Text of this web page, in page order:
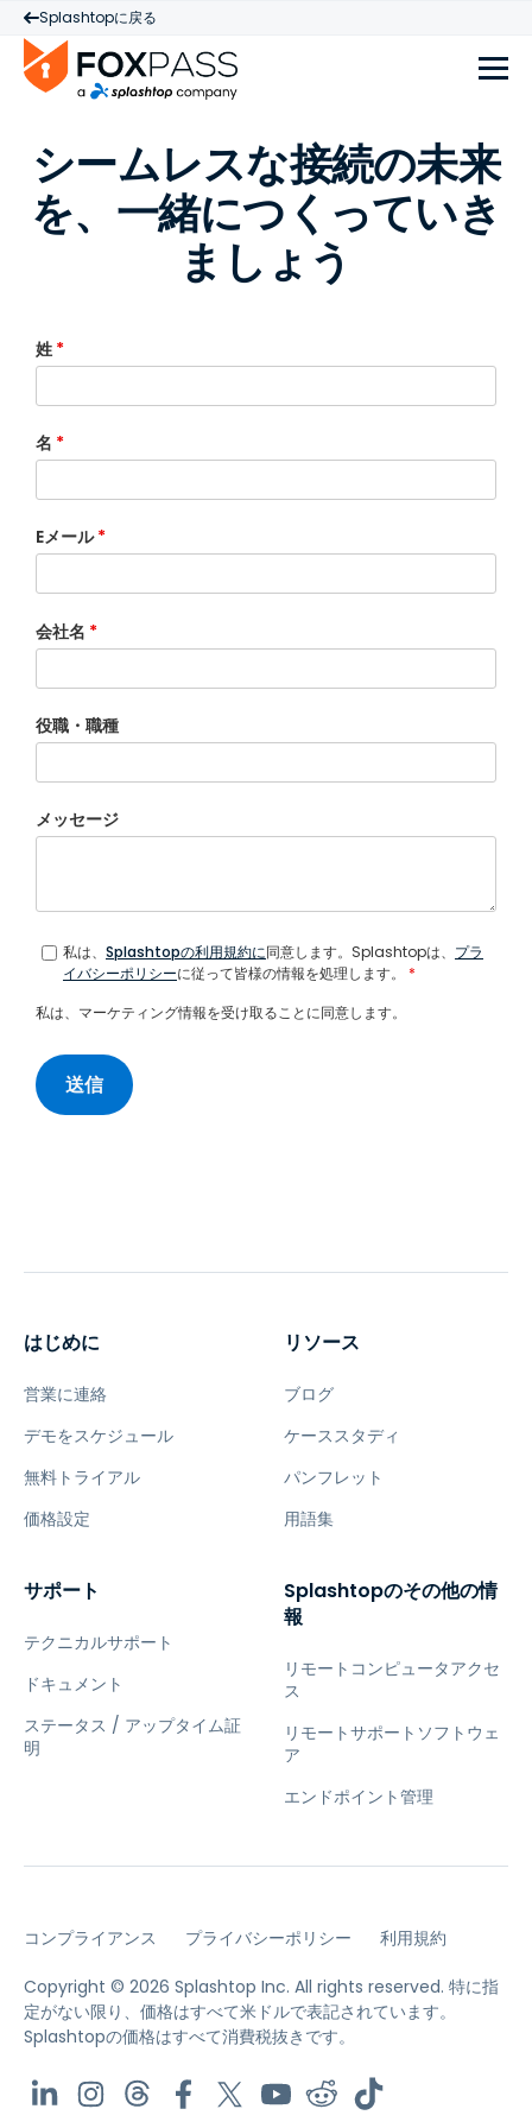
Splashtopに戻る
シームレスな接続の未来
を、一緒につくっていき
ましょう
姓 *
名 *
Eメール *
会社名 *
役職・職種
メッセージ
私は、 Splashtopの利用規約に同意します。Splashtopは、 プラ
イバシーポリシーに従って皆様の情報を処理します。
*
私は、マーケティング情報を受け取ることに同意します。
はじめに
営業に連絡
デモをスケジュール
無料トライアル
価格設定
リソース
ブログ
ケーススタディ
パンフレット
用語集
サポート
テクニカルサポート
ドキュメント
ステータス / アップタイム証
明
Splashtopのその他の情
報
リモートコンピュータアクセ
ス
リモートサポートソフトウェ
ア
エンドポイント管理
コンプライアンス プライバシーポリシー 利用規約
Copyright © 2026 Splashtop Inc. All rights reserved. 特に指
定がない限り、価格はすべて米ドルで表記されています。
Splashtopの価格はすべて消費税抜きです。